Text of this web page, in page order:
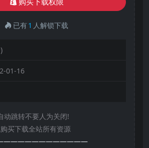
购买下载权限
已有1 人解锁下载
01-16
动跳转不要人为关闭!
买下载全站所有资源